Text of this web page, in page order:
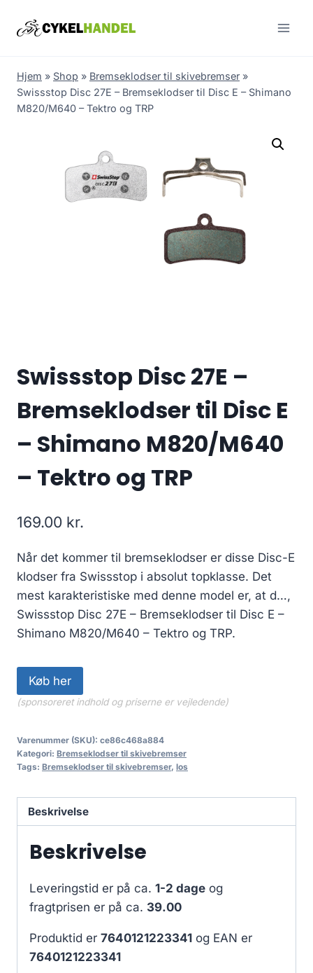
Hjem » Shop » Bremseklodser til skivebremser »
Swissstop Disc 27E – Bremseklodser til Disc E – Shimano
M820/M640 – Tektro og TRP
Swissstop Disc 27E –
Bremseklodser til Disc E
– Shimano M820/M640
– Tektro og TRP
169.00 kr.
Når det kommer til bremseklodser er disse Disc-E
klodser fra Swissstop i absolut topklasse. Det
mest karakteristiske med denne model er, at d…,
Swissstop Disc 27E – Bremseklodser til Disc E –
Shimano M820/M640 – Tektro og TRP.
Køb her
(sponsoreret indhold og priserne er vejledende)
Varenummer (SKU): ce86c468a884
Kategori: Bremseklodser til skivebremser
Tags: Bremseklodser til skivebremser, los
Beskrivelse
Beskrivelse
Leveringstid er på ca. 1-2 dage og
fragtprisen er på ca. 39.00
Produktid er 7640121223341 og EAN er
7640121223341